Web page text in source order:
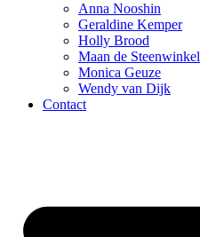
Anna Nooshin
Geraldine Kemper
Holly Brood
Maan de Steenwinkel
Monica Geuze
Wendy van Dijk
Contact